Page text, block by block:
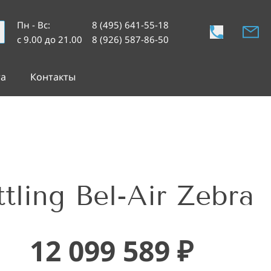
Пн - Вс:
с 9.00 до 21.00
8 (495) 641-55-18
8 (926) 587-86-50
Контакты
Bel-Air Zebra
12 099 589 ₽